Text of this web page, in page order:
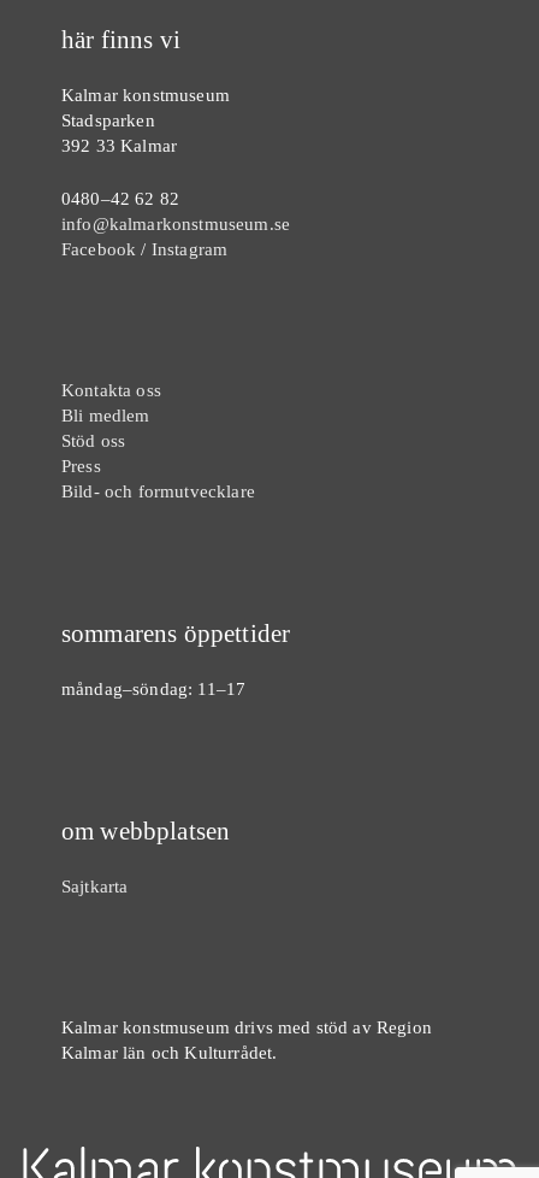
här finns vi
Kalmar konstmuseum
Stadsparken
392 33 Kalmar
0480–42 62 82
info@kalmarkonstmuseum.se
Facebook / Instagram
Kontakta oss
Bli medlem
Stöd oss
Press
Bild- och formutvecklare
sommarens öppettider
måndag–söndag: 11–17
om webbplatsen
Sajtkarta
Kalmar konstmuseum drivs med stöd av Region
Kalmar län och Kulturrådet.